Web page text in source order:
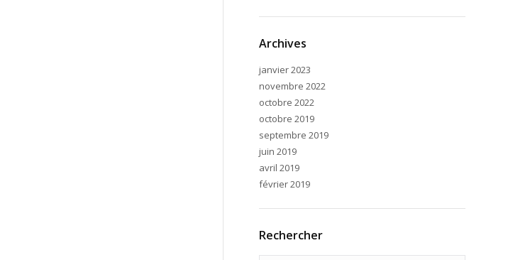
Archives
janvier 2023
novembre 2022
octobre 2022
octobre 2019
septembre 2019
juin 2019
avril 2019
février 2019
Rechercher